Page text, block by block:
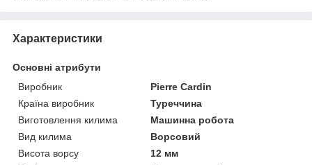
Характеристики
Основні атрибути
Виробник
Pierre Cardin
Країна виробник
Туреччина
Виготовлення килима
Машинна робота
Вид килима
Ворсовий
Висота ворсу
12 мм